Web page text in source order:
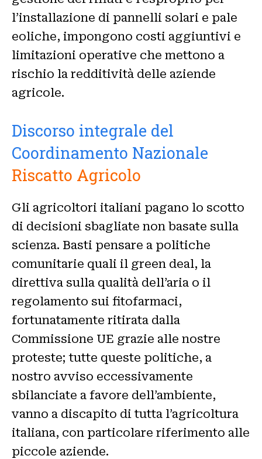
l’installazione di pannelli solari e pale
eoliche, impongono costi aggiuntivi e
limitazioni operative che mettono a
rischio la redditività delle aziende
agricole.
Discorso integrale del
Coordinamento Nazionale
Riscatto Agricolo
Gli agricoltori italiani pagano lo scotto
di decisioni sbagliate non basate sulla
scienza. Basti pensare a politiche
comunitarie quali il green deal, la
direttiva sulla qualità dell’aria o il
regolamento sui fitofarmaci,
fortunatamente ritirata dalla
Commissione UE grazie alle nostre
proteste; tutte queste politiche, a
nostro avviso eccessivamente
sbilanciate a favore dell’ambiente,
vanno a discapito di tutta l’agricoltura
italiana, con particolare riferimento alle
piccole aziende.